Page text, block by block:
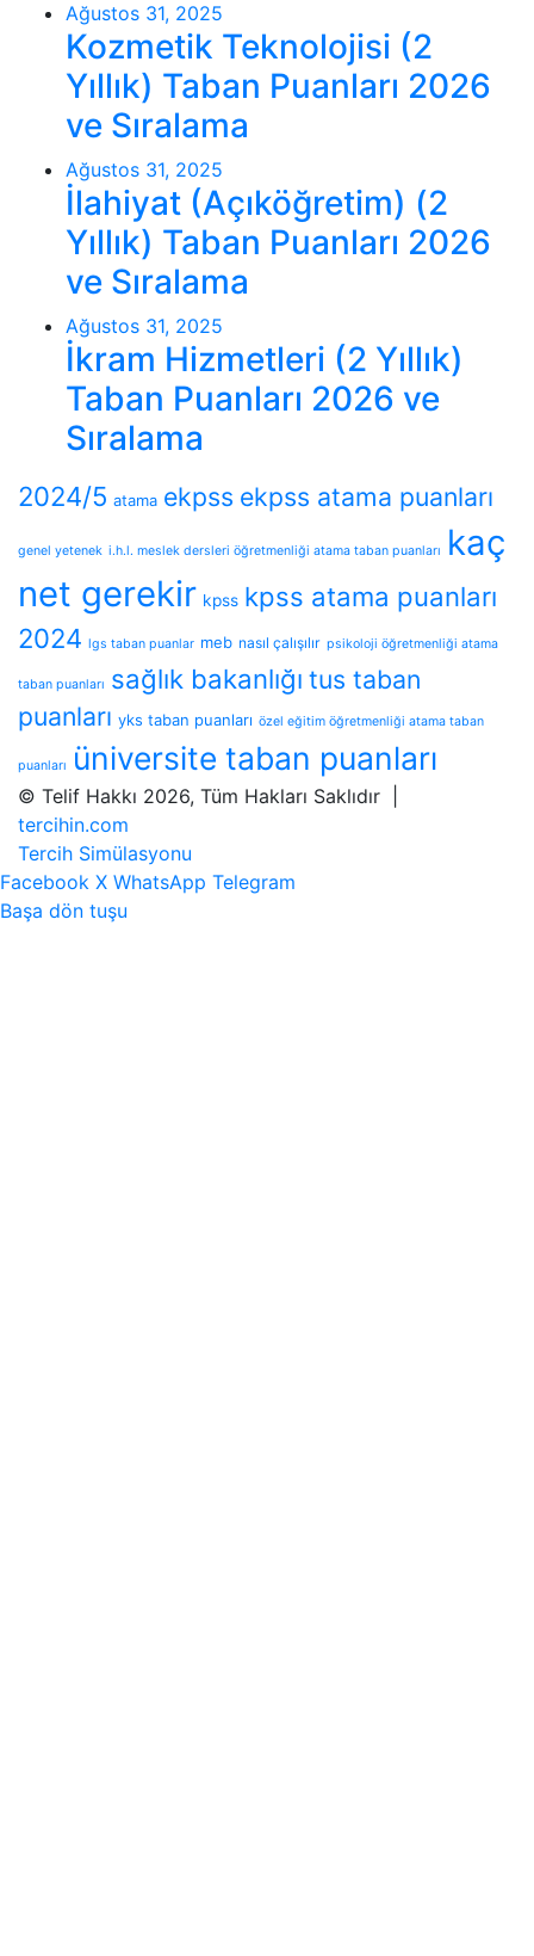
Ağustos 31, 2025
Kozmetik Teknolojisi (2
Yıllık) Taban Puanları 2026
ve Sıralama
Ağustos 31, 2025
İlahiyat (Açıköğretim) (2
Yıllık) Taban Puanları 2026
ve Sıralama
Ağustos 31, 2025
İkram Hizmetleri (2 Yıllık)
Taban Puanları 2026 ve
Sıralama
2024/5 atama ekpss ekpss atama puanları
genel yetenek i.h.l. meslek dersleri öğretmenliği atama taban puanları
kaç
net gerekir kpss kpss atama puanları
2024 lgs taban puanlar meb nasıl çalışılır psikoloji öğretmenliği atama
taban puanları sağlık bakanlığı tus taban
puanları yks taban puanları özel eğitim öğretmenliği atama taban
puanları üniversite taban puanları
© Telif Hakkı 2026, Tüm Hakları Saklıdır |
tercihin.com
Tercih Simülasyonu
Facebook X WhatsApp Telegram
Başa dön tuşu